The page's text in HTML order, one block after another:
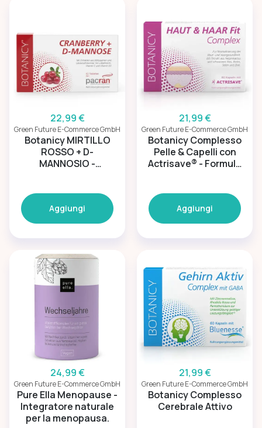
22,99 €
Green Future E-Commerce GmbH
Botanicy MIRTILLO
ROSSO + D-
MANNOSIO -
Aggiungi
21,99 €
Green Future E-Commerce GmbH
Botanicy Complesso
Pelle & Capelli con
Actrisave® - Formula
Aggiungi
24,99 €
Green Future E-Commerce GmbH
Pure Ella Menopause -
Integratore naturale
per la menopausa.
21,99 €
Green Future E-Commerce GmbH
Botanicy Complesso
Cerebrale Attivo